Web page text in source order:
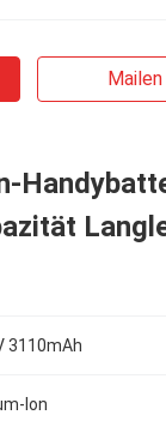
Mailen
3110mAh
Ion